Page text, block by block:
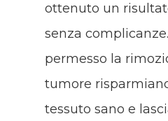
ottenuto un
senza
permesso la
tumore
tessuto sano e